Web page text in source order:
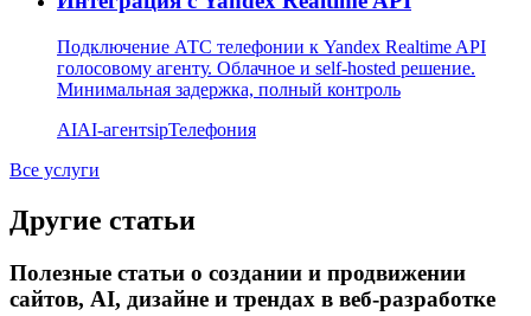
Подключение АТС телефонии к Yandex Realtime API
голосовому агенту. Облачное и self-hosted решение.
Минимальная задержка, полный контроль
AIAI-агентsipТелефония
Все услуги
Другие статьи
Полезные статьи о создании и продвижении
сайтов, AI, дизайне и трендах в веб-разработке